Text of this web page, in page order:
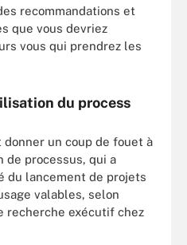
recommandations et
que vous devriez
vous qui prendrez les
du process
un coup de fouet à
de processus, qui a
du lancement de projets
valables, selon
recherche exécutif chez